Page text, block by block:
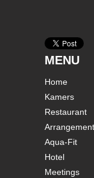
MENU
Home
Kamers
Restaurant
Aqua-Fit
Hotel
Meetings